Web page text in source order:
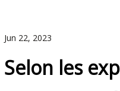
Jun 22, 2023
Selon les